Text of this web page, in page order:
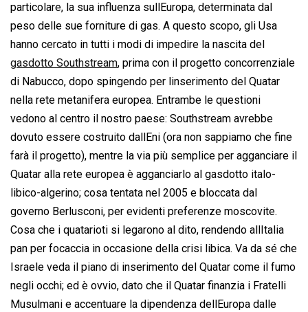
particolare, la sua influenza sullEuropa, determinata dal
peso delle sue forniture di gas. A questo scopo, gli Usa
hanno cercato in tutti i modi di impedire la nascita del
gasdotto Southstream, prima con il progetto concorrenziale
di Nabucco, dopo spingendo per linserimento del Quatar
nella rete metanifera europea. Entrambe le questioni
vedono al centro il nostro paese: Southstream avrebbe
dovuto essere costruito dallEni (ora non sappiamo che fine
farà il progetto), mentre la via più semplice per agganciare il
Quatar alla rete europea è agganciarlo al gasdotto italo-
libico-algerino; cosa tentata nel 2005 e bloccata dal
governo Berlusconi, per evidenti preferenze moscovite.
Cosa che i quatarioti si legarono al dito, rendendo allItalia
pan per focaccia in occasione della crisi libica. Va da sé che
Israele veda il piano di inserimento del Quatar come il fumo
negli occhi; ed è ovvio, dato che il Quatar finanzia i Fratelli
Musulmani e accentuare la dipendenza dellEuropa dalle